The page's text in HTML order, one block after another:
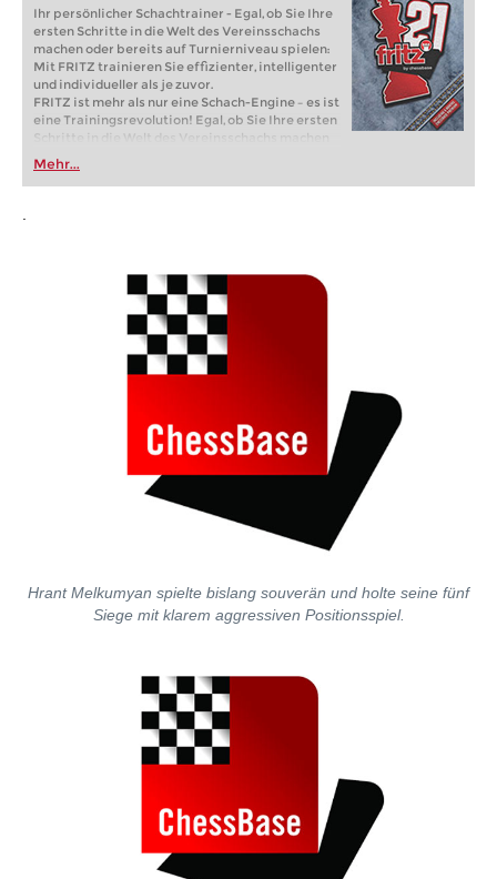
Ihr persönlicher Schachtrainer - Egal, ob Sie Ihre
ersten Schritte in die Welt des Vereinsschachs
machen oder bereits auf Turnierniveau spielen:
Mit FRITZ trainieren Sie effizienter, intelligenter
und individueller als je zuvor.
FRITZ ist mehr als nur eine Schach-Engine – es ist
eine Trainingsrevolution! Egal, ob Sie Ihre ersten
Schritte in die Welt des Vereinsschachs machen
oder bereits auf Turnierniveau spielen: Mit
FRITZ trainieren Sie effizienter, intelligenter und
individueller als je zuvor.
Mehr...
Hrant Melkumyan spielte bislang souverän und holte seine fünf
Siege mit klarem aggressiven Positionsspiel.